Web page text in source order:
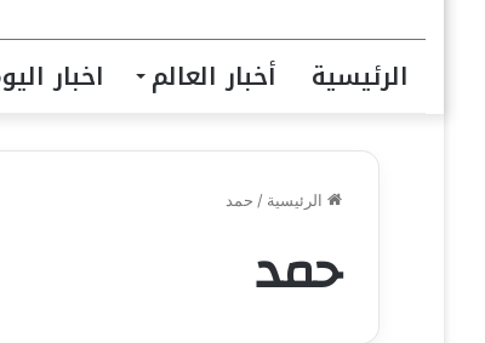
الرئيسية أخبار العالم اخبار
الرئيسية / حمد
حمد